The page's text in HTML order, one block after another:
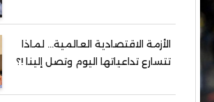
الأزمة الاقتصادية العالمية… لماذا
تتسارع تداعياتها اليوم وتصل إلينا !؟